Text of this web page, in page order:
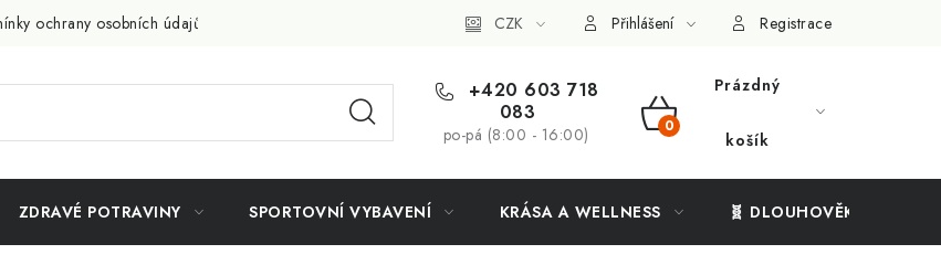
ochrany osobních údajů Slevový systém Vše o nákupu
CZK Přihlášení Registrace
+420 603 718
083
po-pá (8:00 - 16:00)
NÁKUPNÍ
Prázdný
košík
ZDRAVÉ POTRAVINY SPORTOVNÍ VYBAVENÍ KRÁSA A WELLNESS 🧬 DLOUHOVĚKOST